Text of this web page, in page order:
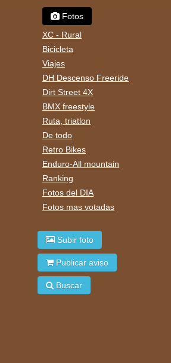
Fotos
XC - Rural
Bicicleta
Viajes
DH Descenso Freeride
Dirt Street 4X
BMX freestyle
Ruta, triatlon
De todo
Retro Bikes
Enduro-All mountain
Ranking
Fotos del DIA
Fotos mas votadas
Subir foto
Publicar aviso
Buscar